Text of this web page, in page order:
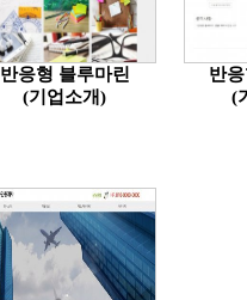
반응형 블루마린
(기업소개)
반
(